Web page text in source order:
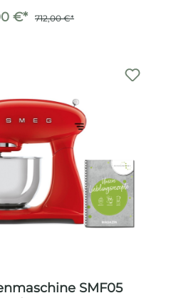
€* 712,00 €*
SMF05